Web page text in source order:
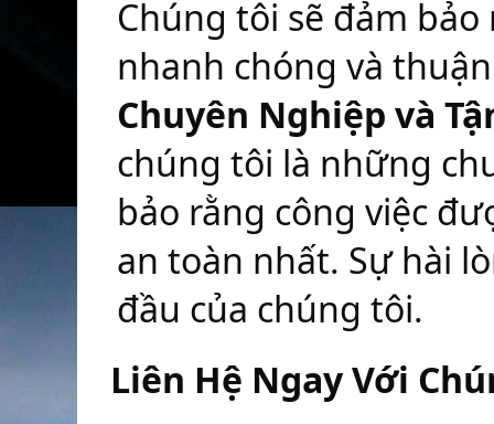
Chúng tôi sẽ đảm
nhanh chóng và
Chuyên Nghiệp và
chúng tôi là những
bảo rằng công việc
an toàn nhất. Sự hài
đầu của chúng tôi.
Liên Hệ Ngay Với